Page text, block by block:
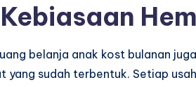
belanja anak kost bulanan
sudah terbentuk. Setiap